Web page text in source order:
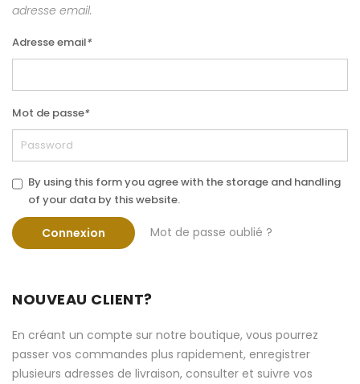
adresse email.
Adresse email*
Mot de passe*
By using this form you agree with the storage and handling
of your data by this website.
Connexion Mot de passe oublié ?
NOUVEAU CLIENT?
En créant un compte sur notre boutique, vous pourrez
passer vos commandes plus rapidement, enregistrer
plusieurs adresses de livraison, consulter et suivre vos